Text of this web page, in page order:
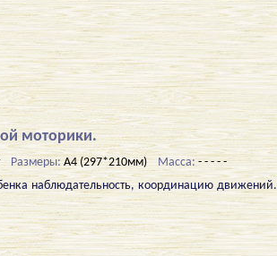
моторики.
Размеры: А4 (297*210мм) Масса: - - - - -
наблюдательность, координацию движений.